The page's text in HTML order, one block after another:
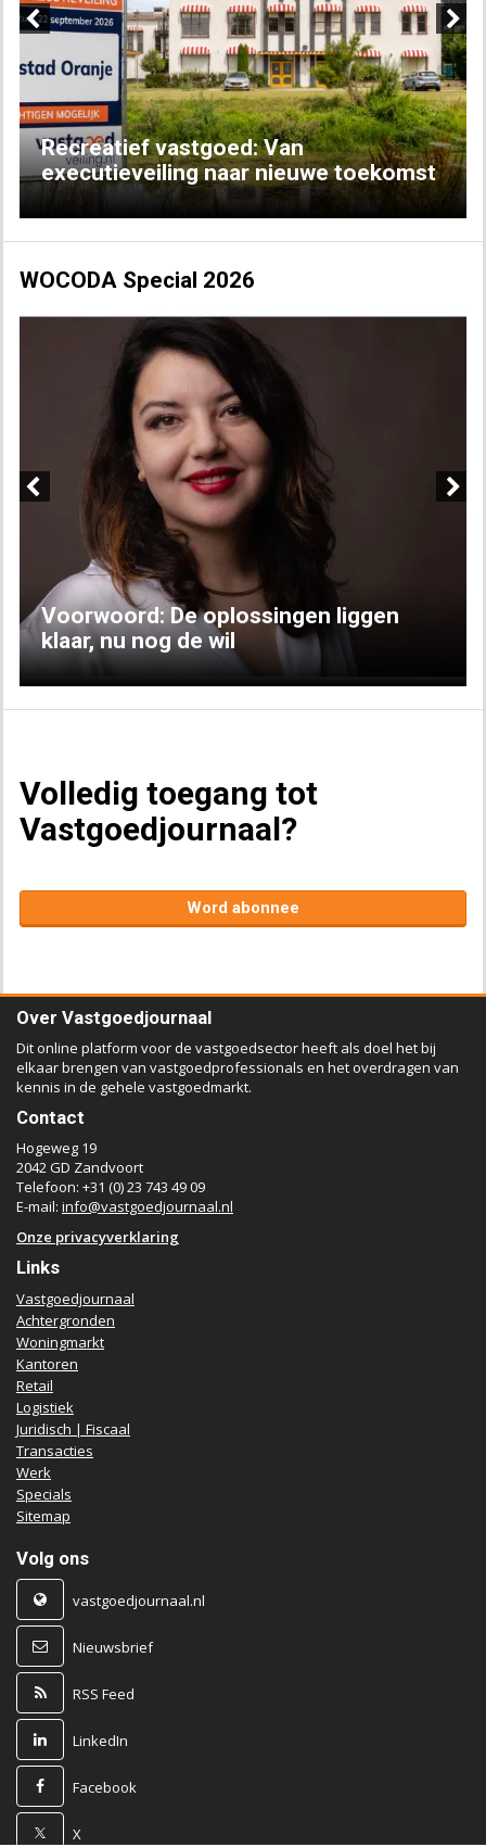
Recreatief vastgoed: Van
executieveiling naar nieuwe toekomst
Next
WOCODA Special 2026
Voorwoord: De oplossingen liggen
klaar, nu nog de wil
Volledig toegang tot
Vastgoedjournaal?
Word abonnee
Over Vastgoedjournaal
Dit online platform voor de vastgoedsector heeft als doel het bij
elkaar brengen van vastgoedprofessionals en het overdragen van
kennis in de gehele vastgoedmarkt.
Contact
Hogeweg 19
2042 GD Zandvoort
Telefoon: +31 (0) 23 743 49 09
E-mail: info@vastgoedjournaal.nl
Onze privacyverklaring
Links
Vastgoedjournaal
Achtergronden
Woningmarkt
Kantoren
Retail
Logistiek
Juridisch | Fiscaal
Transacties
Werk
Specials
Sitemap
Volg ons
vastgoedjournaal.nl
Nieuwsbrief
RSS Feed
LinkedIn
Facebook
X